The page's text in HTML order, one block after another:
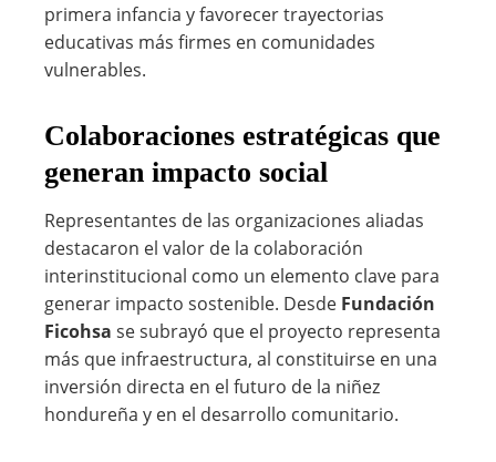
primera infancia y favorecer trayectorias
educativas más firmes en comunidades
vulnerables.
Colaboraciones estratégicas que
generan impacto social
Representantes de las organizaciones aliadas
destacaron el valor de la colaboración
interinstitucional como un elemento clave para
generar impacto sostenible. Desde Fundación
Ficohsa se subrayó que el proyecto representa
más que infraestructura, al constituirse en una
inversión directa en el futuro de la niñez
hondureña y en el desarrollo comunitario.